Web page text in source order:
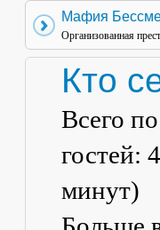
Мафия
Организованная
Кто
Всего
гостей:
минут)